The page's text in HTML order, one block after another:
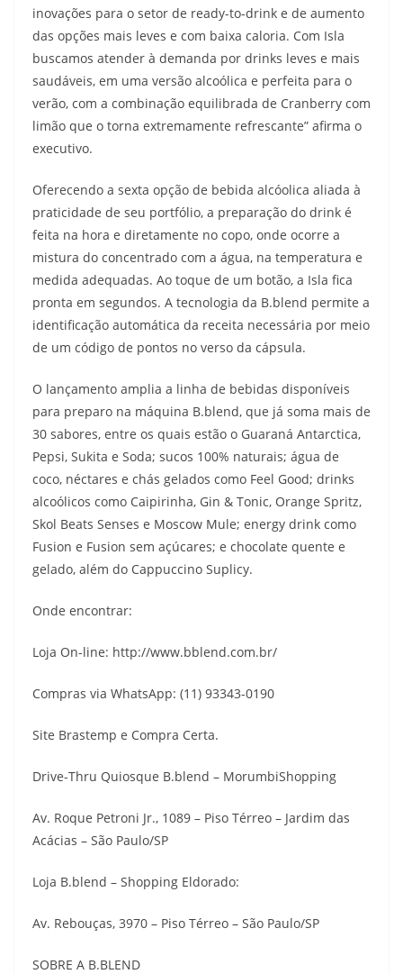
inovações para o setor de ready-to-drink e de aumento
das opções mais leves e com baixa caloria. Com Isla
buscamos atender à demanda por drinks leves e mais
saudáveis, em uma versão alcoólica e perfeita para o
verão, com a combinação equilibrada de Cranberry com
limão que o torna extremamente refrescante” afirma o
executivo.
Oferecendo a sexta opção de bebida alcóolica aliada à
praticidade de seu portfólio, a preparação do drink é
feita na hora e diretamente no copo, onde ocorre a
mistura do concentrado com a água, na temperatura e
medida adequadas. Ao toque de um botão, a Isla fica
pronta em segundos. A tecnologia da B.blend permite a
identificação automática da receita necessária por meio
de um código de pontos no verso da cápsula.
O lançamento amplia a linha de bebidas disponíveis
para preparo na máquina B.blend, que já soma mais de
30 sabores, entre os quais estão o Guaraná Antarctica,
Pepsi, Sukita e Soda; sucos 100% naturais; água de
coco, néctares e chás gelados como Feel Good; drinks
alcoólicos como Caipirinha, Gin & Tonic, Orange Spritz,
Skol Beats Senses e Moscow Mule; energy drink como
Fusion e Fusion sem açúcares; e chocolate quente e
gelado, além do Cappuccino Suplicy.
Onde encontrar:
Loja On-line: http://www.bblend.com.br/
Compras via WhatsApp: (11) 93343-0190
Site Brastemp e Compra Certa.
Drive-Thru Quiosque B.blend – MorumbiShopping
Av. Roque Petroni Jr., 1089 – Piso Térreo – Jardim das
Acácias – São Paulo/SP
Loja B.blend – Shopping Eldorado:
Av. Rebouças, 3970 – Piso Térreo – São Paulo/SP
SOBRE A B.BLEND